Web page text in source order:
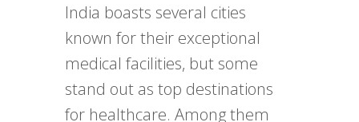
India boasts several cities
known for their exceptional
medical facilities, but some
stand out as top destinations
for healthcare. Among them